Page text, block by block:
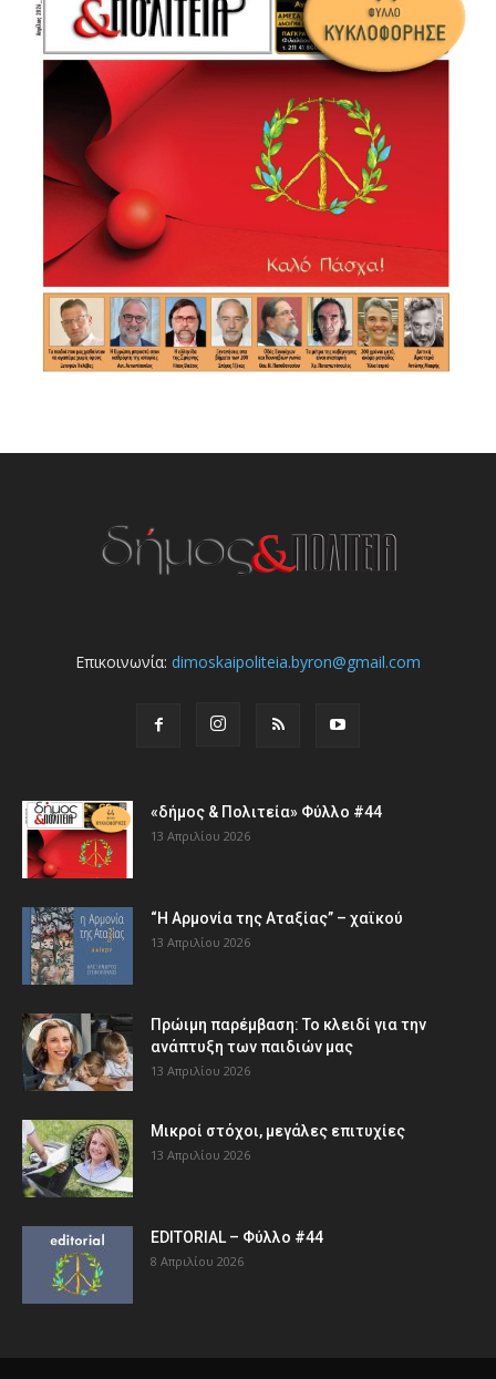
Επικοινωνία: dimoskaipoliteia.byron@gmail.com
«δήμος & Πολιτεία» Φύλλο #44
13 Απριλίου 2026
“Η Αρμονία της Αταξίας” – χαϊκού
13 Απριλίου 2026
Πρώιμη παρέμβαση: Το κλειδί για την
ανάπτυξη των παιδιών µας
13 Απριλίου 2026
Μικροί στόχοι, μεγάλες επιτυχίες
13 Απριλίου 2026
EDITORIAL – Φύλλο #44
8 Απριλίου 2026